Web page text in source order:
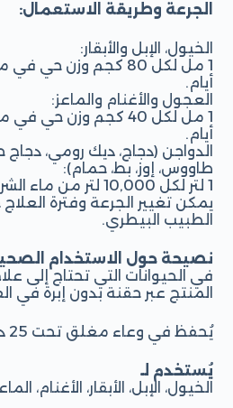
الجرعة وطريقة الاستعمال:
الخيول، الإبل والأبقار:
أيام.
العجول والأغنام والماعز:
أيام.
الدواجن (دجاج، ديك رومي،
طاووس، إوز، بط، حمام):
1 لتر لكل 10,000 لتر من ماء الشرب لمدة 3–5 أيام.
يمكن تغيير الجرعة وفترة
الطبيب البيطري.
نصيحة حول الاستخدام
في الحيوانات التي تحتاج إلى
المنتج عبر حقنة بدون إبرة
يُحفظ في وعاء مغلق تحت 25 درجة مئوية
يُستخدم لـ
الخيول، الإبل، الأبقار، الأغنام،